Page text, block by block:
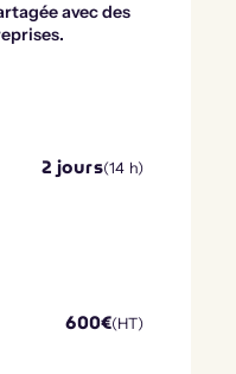
avec des
2 jours(14 h)
600€(HT)